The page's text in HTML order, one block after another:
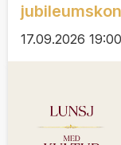
17.09.2026